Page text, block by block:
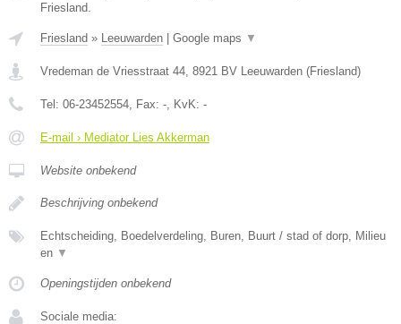
Friesland.
Friesland » Leeuwarden Google maps ▼
Vredeman de Vriesstraat 44, 8921 BV Leeuwarden (Friesland)
Tel: 06-23452554, Fax: -, KvK: -
E-mail › Mediator Lies Akkerman
Website onbekend
Beschrijving onbekend
Echtscheiding, Boedelverdeling, Buren, Buurt / stad of dorp, Milieu
en ▼
Openingstijden onbekend
Sociale media: